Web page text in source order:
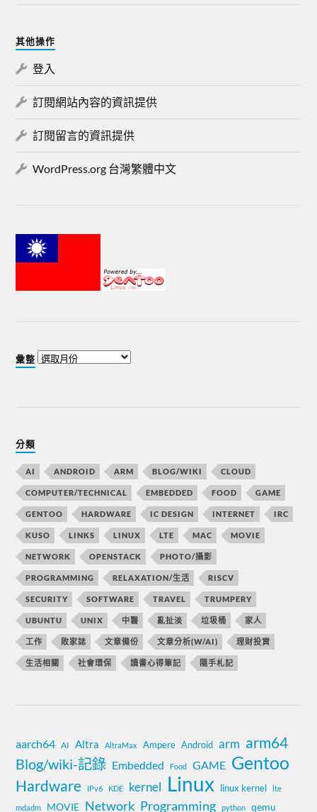
其他操作
登入
訂閱網站內容的資訊提供
訂閱留言的資訊提供
WordPress.org 台灣繁體中文
彙整
分類
AI ANDROID ARM BLOG/WIKI CLOUD
COMPUTER/TECHNICAL EMBEDDED FOOD GAME
GENTOO HARDWARE IC DESIGN INTERNET IRC
KUSO LINKS LINUX LTE MAC MOVIE
NETWORK OPENSTACK PHOTO/攝影
PROGRAMMING RELAXATION/生活 RISCV
SECURITY SOFTWARE TRAVEL TRUMPERY
UBUNTU UNIX 中醫 亂扯淡 垃圾桶 家人
工作 敗家誌 文章備份 文章分析(W/AI) 理財投資
生活相關 社會環保 讀書心得筆記 隨手札記
aarch64 AI Altra AltraMax Ampere Android arm arm64
Blog/wiki-記錄 Embedded Food GAME Gentoo
Hardware IPv6 KDE kernel Linux linux kernel lte
mdadm MOVIE Network Programming python qemu